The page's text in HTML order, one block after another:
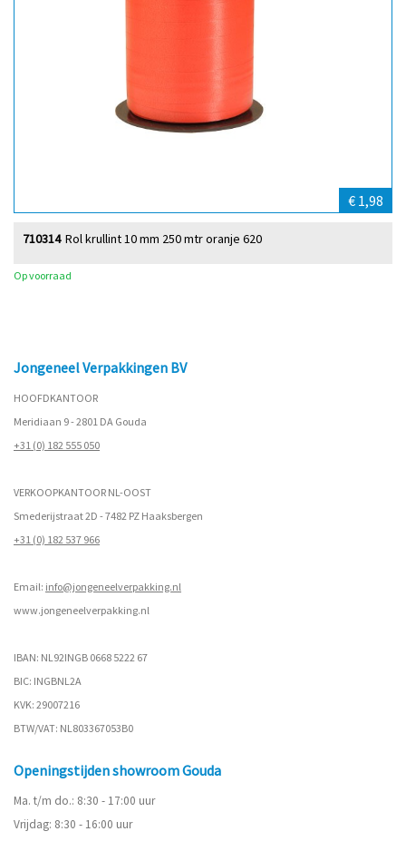
€ 1,98
Rol krullint 10 mm 250 mtr oranje 620
710314
Op voorraad
Jongeneel Verpakkingen BV
HOOFDKANTOOR
Meridiaan 9 - 2801 DA Gouda
+31 (0) 182 555 050
VERKOOPKANTOOR NL-OOST
Smederijstraat 2D - 7482 PZ Haaksbergen
+31 (0) 182 537 966
Email: info@jongeneelverpakking.nl
www.jongeneelverpakking.nl
IBAN: NL92INGB 0668 5222 67
BIC: INGBNL2A
KVK: 29007216
BTW/VAT: NL803367053B0
Openingstijden showroom Gouda
Ma. t/m do.: 8:30 - 17:00 uur
Vrijdag: 8:30 - 16:00 uur